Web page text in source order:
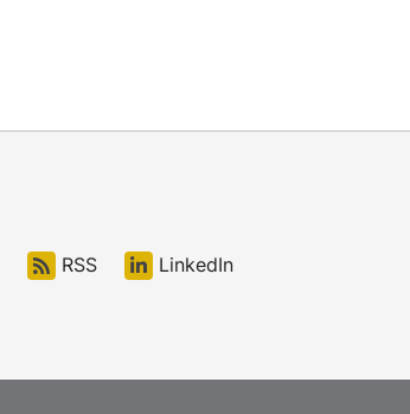
RSS
LinkedIn